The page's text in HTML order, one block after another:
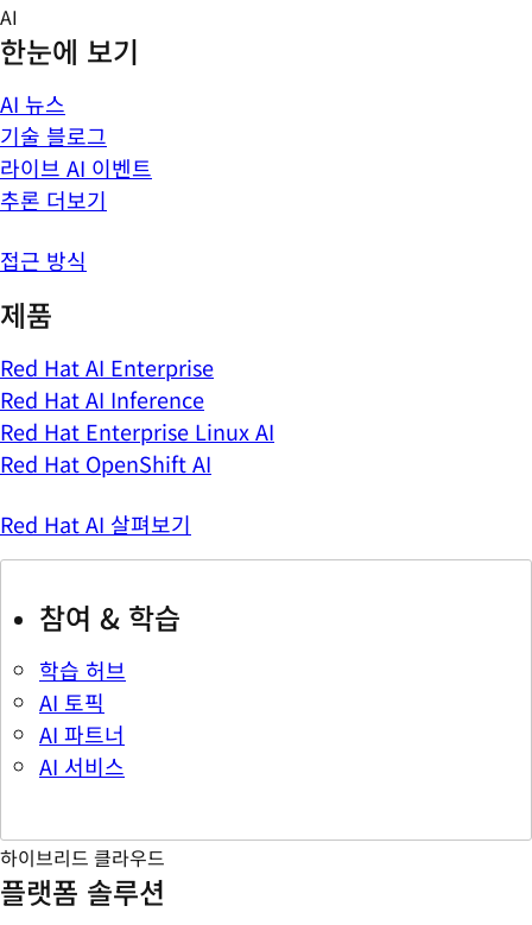
Skip
to
content
AI
한눈에 보기
AI 뉴스
기술 블로그
라이브 AI 이벤트
추론 더보기
접근 방식
제품
Red Hat AI Enterprise
Red Hat AI Inference
Red Hat Enterprise Linux AI
Red Hat OpenShift AI
Red Hat AI 살펴보기
참여 & 학습
학습 허브
AI 토픽
AI 파트너
AI 서비스
하이브리드 클라우드
플랫폼 솔루션